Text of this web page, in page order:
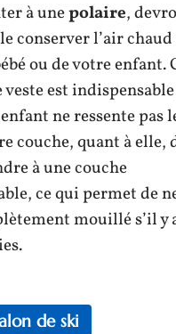
à unepolaire,
conserver l’air
ou de votre enfant.
veste est
ne ressente pas
couche, quant à elle,
à une couche
ce qui permet de
mouillé s’il y
de ski